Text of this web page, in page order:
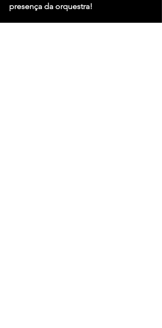
presença da orquestra!